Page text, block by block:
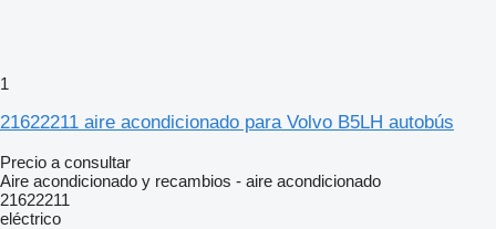
1
21622211 aire acondicionado para Volvo B5LH autobús
Precio a consultar
Aire acondicionado y recambios - aire acondicionado
21622211
eléctrico